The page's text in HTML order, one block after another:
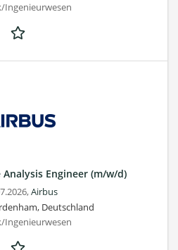
Ingenieurwesen
Engineer (m/w/d)
Airbus
Deutschland
Ingenieurwesen